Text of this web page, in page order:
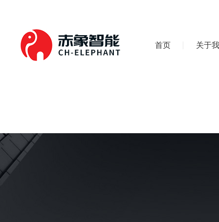
首页 关于